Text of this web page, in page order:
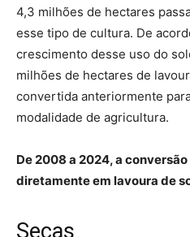
4,3 milhões de hectares
esse tipo de cultura. De
crescimento desse uso do
milhões de hectares de
convertida anteriormente
modalidade de agricultura.
De 2008 a 2024, a
diretamente em lavoura de
Secas